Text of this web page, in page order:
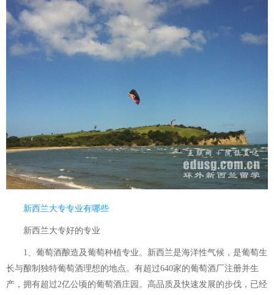
新西兰大专专业有哪些
新西兰大专好的专业
1、葡萄酒酿造及葡萄种植专业。新西兰是海洋性气候，是葡萄生
长与酿制独特葡萄酒理想的地点。有超过640家的葡萄酒厂注册并生
产，拥有超过2亿公顷的葡萄酒庄园。高品质及快速发展的步伐，已经